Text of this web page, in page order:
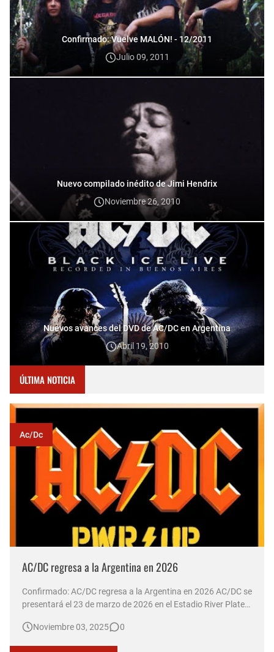
Confirmado: Vuelve MALÓN! - 12/2011
Julio 09, 2011
Nuevo compilado inédito de Jimi Hendrix
Noviembre 26, 2010
Nuevos avances del DVD de AC/DC en Argentina
Abril 19, 2010
ÚLTIMA NOTICIA
Ac/dc
AC/DC regresa a la Argentina en 2026
Confirmado: AC/DC regresa a la Argentina en 2026 AC/DC se
presentará el 23 de marzo de 2026 en el Estadio River Plate
Tour". Las entradas saldrán a la venta el 7 de noviembre a
Noviembre 03, 2025 0